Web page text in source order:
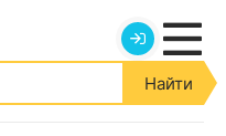
Найти